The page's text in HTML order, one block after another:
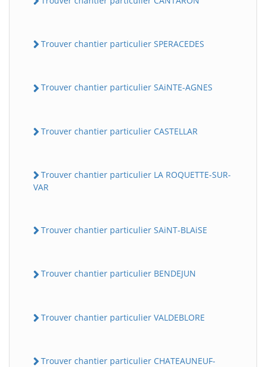
Trouver chantier particulier SPERACEDES
Trouver chantier particulier SAiNTE-AGNES
Trouver chantier particulier CASTELLAR
Trouver chantier particulier LA ROQUETTE-SUR-
VAR
Trouver chantier particulier SAiNT-BLAiSE
Trouver chantier particulier BENDEJUN
Trouver chantier particulier VALDEBLORE
Trouver chantier particulier CHATEAUNEUF-